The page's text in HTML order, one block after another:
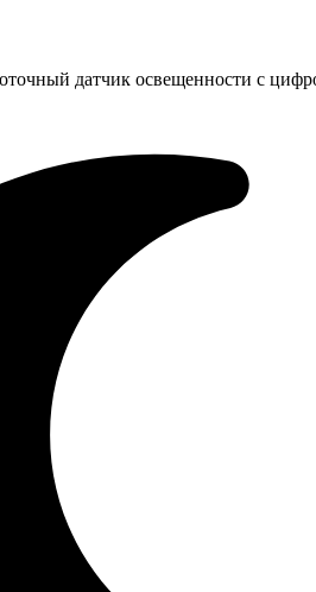
датчик освещенности с